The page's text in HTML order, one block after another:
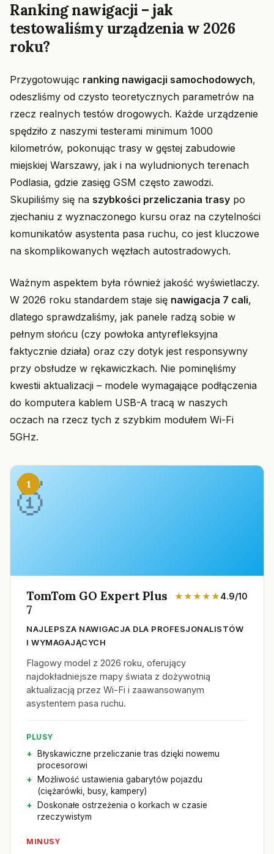
Ranking nawigacji – jak
testowaliśmy urządzenia w 2026
roku?
Przygotowując ranking nawigacji samochodowych,
odeszliśmy od czysto teoretycznych parametrów na
rzecz realnych testów drogowych. Każde urządzenie
spędziło z naszymi testerami minimum 1000
kilometrów, pokonując trasy w gęstej zabudowie
miejskiej Warszawy, jak i na wyludnionych terenach
Podlasia, gdzie zasięg GSM często zawodzi.
Skupiliśmy się na szybkości przeliczania trasy po
zjechaniu z wyznaczonego kursu oraz na czytelności
komunikatów asystenta pasa ruchu, co jest kluczowe
na skomplikowanych węzłach autostradowych.
Ważnym aspektem była również jakość wyświetlaczy.
W 2026 roku standardem staje się nawigacja 7 cali,
dlatego sprawdzaliśmy, jak panele radzą sobie w
pełnym słońcu (czy powłoka antyrefleksyjna
faktycznie działa) oraz czy dotyk jest responsywny
przy obsłudze w rękawiczkach. Nie pominęliśmy
kwestii aktualizacji – modele wymagające podłączenia
do komputera kablem USB-A tracą w naszych
oczach na rzecz tych z szybkim modułem Wi-Fi
5GHz.
1
TomTom GO Expert Plus
7
★★★★★4.9/10
NAJLEPSZA NAWIGACJA DLA PROFESJONALISTÓW
I WYMAGAJĄCYCH
Flagowy model z 2026 roku, oferujący
najdokładniejsze mapy świata z dożywotnią
aktualizacją przez Wi-Fi i zaawansowanym
asystentem pasa ruchu.
PLUSY
Błyskawiczne przeliczanie tras dzięki nowemu
procesorowi
Możliwość ustawienia gabarytów pojazdu
(ciężarówki, busy, kampery)
Doskonałe ostrzeżenia o korkach w czasie
rzeczywistym
MINUSY